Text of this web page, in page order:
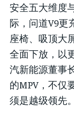
安全五大维度
际，问道V9更
座椅、吸顶大
全面下放，以
汽新能源董事
的MPV，不仅
须是越级领先